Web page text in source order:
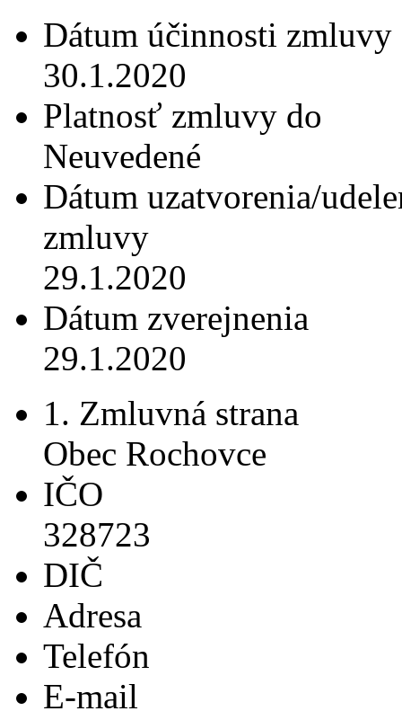
Dátum účinnosti zmluvy
30.1.2020
Platnosť zmluvy do
Neuvedené
Dátum uzatvorenia/
zmluvy
29.1.2020
Dátum zverejnenia
29.1.2020
1. Zmluvná strana
Obec Rochovce
IČO
328723
DIČ
Adresa
Telefón
E-mail